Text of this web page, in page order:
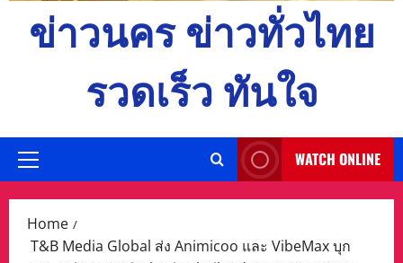
ข่าวนคร ข่าวทั่วไทย
รวดเร็ว ทันใจ
Primary
WATCH ONLINE
Home
T&B Media Global ส่ง Animicoo และ VibeMax บุก